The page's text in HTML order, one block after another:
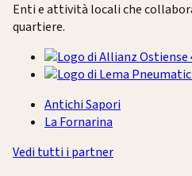
Enti e attività locali che
quartiere.
Antichi Sapori
La Fornarina
Vedi tutti i partner